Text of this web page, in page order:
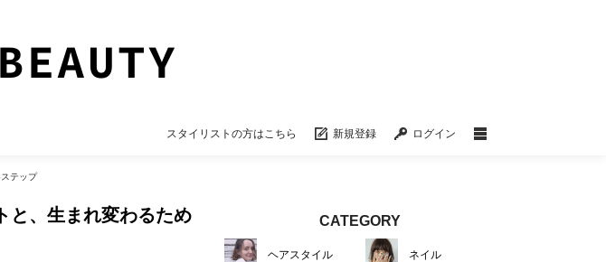
スタイリストの方はこちら 新規登録 ログイン
テップ
と、生まれ変わるため
CATEGORY
ヘアスタイル ネイル